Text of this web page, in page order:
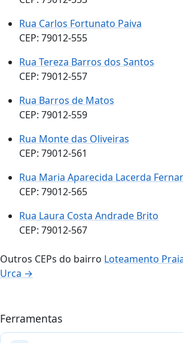
Rua Carlos Fortunato Paiva
CEP: 79012-555
Rua Tereza Barros dos Santos
CEP: 79012-557
Rua Barros de Matos
CEP: 79012-559
Rua Monte das Oliveiras
CEP: 79012-561
Rua Maria Aparecida Lacerda
CEP: 79012-565
Rua Laura Costa Andrade Brito
CEP: 79012-567
Outros CEPs do bairro Loteamento
Urca →
Ferramentas